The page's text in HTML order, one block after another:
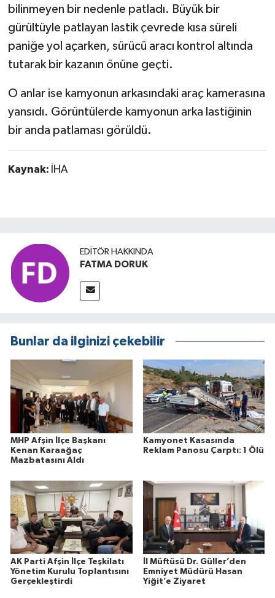
bilinmeyen bir nedenle patladı. Büyük bir
gürültüyle patlayan lastik çevrede kısa süreli
paniğe yol açarken, sürücü aracı kontrol altında
tutarak bir kazanın önüne geçti.
O anlar ise kamyonun arkasındaki araç kamerasına
yansıdı. Görüntülerde kamyonun arka lastiğinin
bir anda patlaması görüldü.
Kaynak: İHA
EDITÖR HAKKINDA
FATMA DORUK
Bunlar da ilginizi çekebilir
MHP Afşin İlçe Başkanı
Kenan Karaağaç
Mazbatasını Aldı
Kamyonet Kasasında
Reklam Panosu Çarptı: 1 Ölü
AK Parti Afşin İlçe Teşkilatı
Yönetim Kurulu Toplantısını
Gerçekleştirdi
İl Müftüsü Dr. Güller’den
Emniyet Müdürü Hasan
Yiğit’e Ziyaret